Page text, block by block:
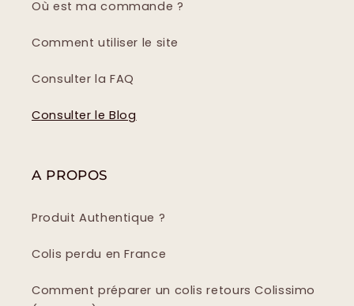
Où est ma commande ?
Comment utiliser le site
Consulter la FAQ
Consulter le Blog
A PROPOS
Produit Authentique ?
Colis perdu en France
Comment préparer un colis retours Colissimo